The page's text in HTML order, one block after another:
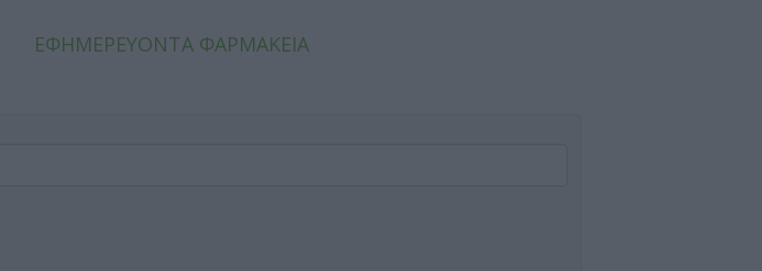
ΕΦΗΜΕΡΕΥΟΝΤΑ ΦΑΡΜΑΚΕΙΑ